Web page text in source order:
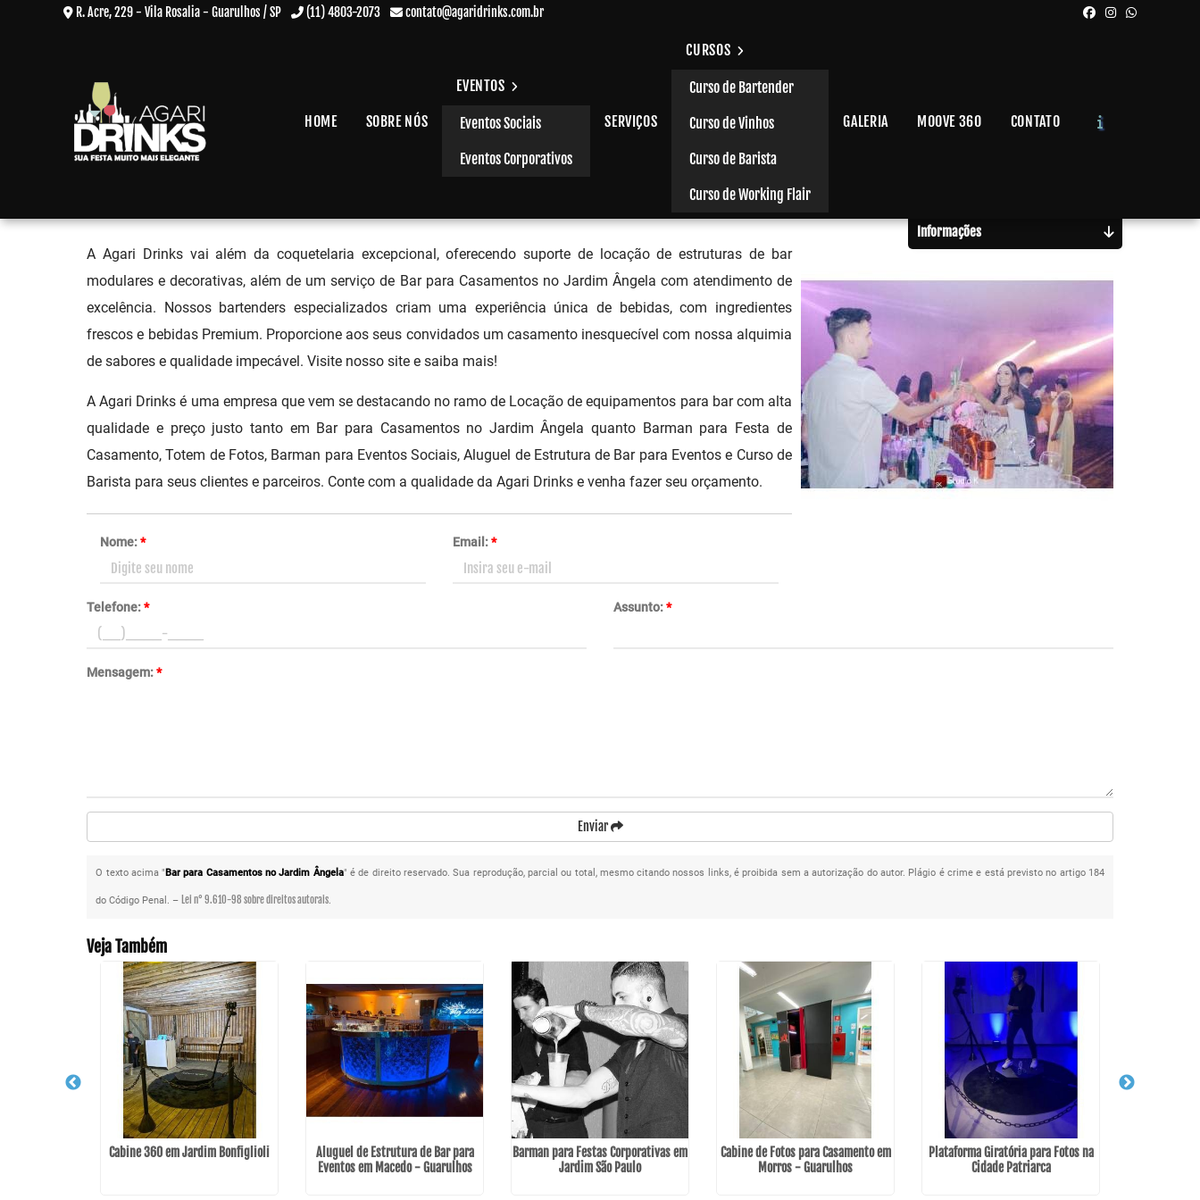
R. Acre, 229 - Vila Rosalia - Guarulhos / SP (11) 4803-2073 contato@agaridrinks.com.br
HOME SOBRE NÓS
EVENTOS
Eventos Sociais
Eventos Corporativos
SERVIÇOS
CURSOS
Curso de Bartender
Curso de Vinhos
Curso de Barista
Curso de Working Flair
GALERIA MOOVE 360 CONTATO
Bar para Casamentos no Jardim Ângela
A Agari Drinks vai além da coquetelaria excepcional, oferecendo suporte de locação de estruturas de bar
modulares e decorativas, além de um serviço de Bar para Casamentos no Jardim Ângela com atendimento de
excelência. Nossos bartenders especializados criam uma experiência única de bebidas, com ingredientes
frescos e bebidas Premium. Proporcione aos seus convidados um casamento inesquecível com nossa alquimia
de sabores e qualidade impecável. Visite nosso site e saiba mais!
A Agari Drinks é uma empresa que vem se destacando no ramo de Locação de equipamentos para bar com alta
qualidade e preço justo tanto em Bar para Casamentos no Jardim Ângela quanto Barman para Festa de
Casamento, Totem de Fotos, Barman para Eventos Sociais, Aluguel de Estrutura de Bar para Eventos e Curso de
Barista para seus clientes e parceiros. Conte com a qualidade da Agari Drinks e venha fazer seu orçamento.
Nome:* Email:*
Telefone:* Assunto:*
Mensagem:*
Enviar
O texto acima "Bar para Casamentos no Jardim Ângela" é de direito reservado. Sua reprodução, parcial ou total, mesmo citando nossos links, é proibida sem a autorização do autor. Plágio é crime e está previsto no artigo 184
do Código Penal. – Lei n° 9.610-98 sobre direitos autorais.
Informações
Veja Também
Cabine 360 em Jardim Bonfiglioli
Aluguel de Estrutura de Bar para
Eventos em Macedo - Guarulhos
Barman para Festas Corporativas em
Jardim São Paulo
Cabine de Fotos para Casamento em
Morros - Guarulhos
Plataforma Giratória para Fotos na
Cidade Patriarca